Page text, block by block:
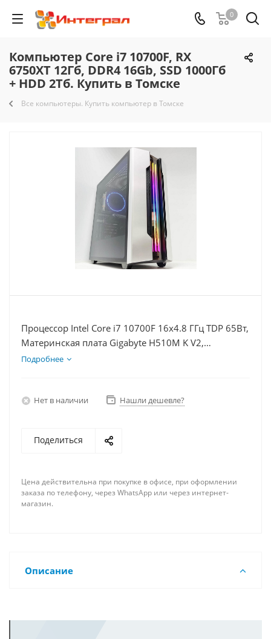
0
Компьютер Core i7 10700F, RX
6750XT 12Гб, DDR4 16Gb, SSD 1000Гб
+ HDD 2Тб. Купить в Томске
Все компьютеры. Купить компьютер в Томске
Процессор Intel Core i7 10700F 16x4.8 ГГц TDP 65Вт,
Материнская плата Gigabyte H510M K V2,
Видеокарта RX 6750XT 12Гб, Память DDR4 16Gb,
Подробнее
Нет в наличии Нашли дешевле?
Поделиться
Цена действительна при покупке в офисе, при оформлении
заказа по телефону, через WhatsApp или через интернет-
магазин.
Описание